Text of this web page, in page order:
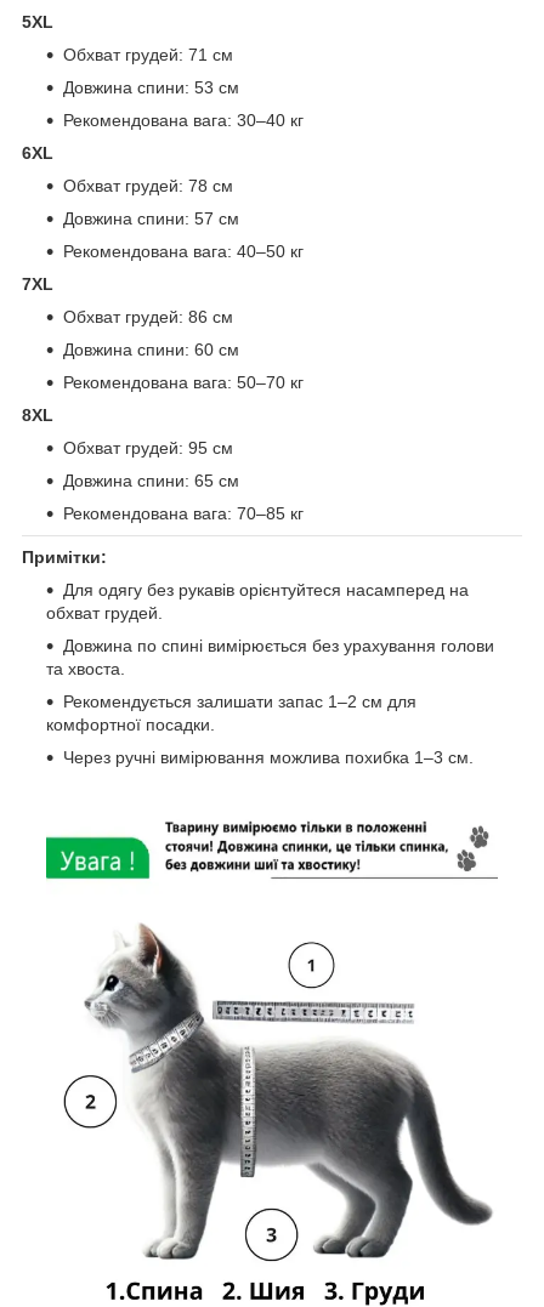
5XL
Обхват грудей: 71 см
Довжина спини: 53 см
Рекомендована вага: 30–40 кг
6XL
Обхват грудей: 78 см
Довжина спини: 57 см
Рекомендована вага: 40–50 кг
7XL
Обхват грудей: 86 см
Довжина спини: 60 см
Рекомендована вага: 50–70 кг
8XL
Обхват грудей: 95 см
Довжина спини: 65 см
Рекомендована вага: 70–85 кг
Примітки:
Для одягу без рукавів орієнтуйтеся насамперед на
обхват грудей.
Довжина по спині вимірюється без урахування голови
та хвоста.
Рекомендується залишати запас 1–2 см для
комфортної посадки.
Через ручні вимірювання можлива похибка 1–3 см.